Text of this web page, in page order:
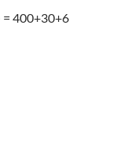
= 400+30+6